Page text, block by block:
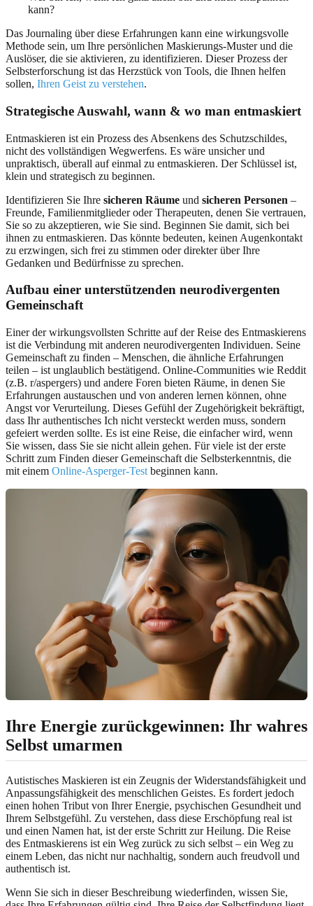
kann?
Das Journaling über diese Erfahrungen kann eine wirkungsvolle
Methode sein, um Ihre persönlichen Maskierungs-Muster und die
Auslöser, die sie aktivieren, zu identifizieren. Dieser Prozess der
Selbsterforschung ist das Herzstück von Tools, die Ihnen helfen
sollen, Ihren Geist zu verstehen.
Strategische Auswahl, wann & wo man entmaskiert
Entmaskieren ist ein Prozess des Absenkens des Schutzschildes,
nicht des vollständigen Wegwerfens. Es wäre unsicher und
unpraktisch, überall auf einmal zu entmaskieren. Der Schlüssel ist,
klein und strategisch zu beginnen.
Identifizieren Sie Ihre sicheren Räume und sicheren Personen –
Freunde, Familienmitglieder oder Therapeuten, denen Sie vertrauen,
Sie so zu akzeptieren, wie Sie sind. Beginnen Sie damit, sich bei
ihnen zu entmaskieren. Das könnte bedeuten, keinen Augenkontakt
zu erzwingen, sich frei zu stimmen oder direkter über Ihre
Gedanken und Bedürfnisse zu sprechen.
Aufbau einer unterstützenden neurodivergenten
Gemeinschaft
Einer der wirkungsvollsten Schritte auf der Reise des Entmaskierens
ist die Verbindung mit anderen neurodivergenten Individuen. Seine
Gemeinschaft zu finden – Menschen, die ähnliche Erfahrungen
teilen – ist unglaublich bestätigend. Online-Communities wie Reddit
(z.B. r/aspergers) und andere Foren bieten Räume, in denen Sie
Erfahrungen austauschen und von anderen lernen können, ohne
Angst vor Verurteilung. Dieses Gefühl der Zugehörigkeit bekräftigt,
dass Ihr authentisches Ich nicht versteckt werden muss, sondern
gefeiert werden sollte. Es ist eine Reise, die einfacher wird, wenn
Sie wissen, dass Sie sie nicht allein gehen. Für viele ist der erste
Schritt zum Finden dieser Gemeinschaft die Selbsterkenntnis, die
mit einem Online-Asperger-Test beginnen kann.
Ihre Energie zurückgewinnen: Ihr wahres
Selbst umarmen
Autistisches Maskieren ist ein Zeugnis der Widerstandsfähigkeit und
Anpassungsfähigkeit des menschlichen Geistes. Es fordert jedoch
einen hohen Tribut von Ihrer Energie, psychischen Gesundheit und
Ihrem Selbstgefühl. Zu verstehen, dass diese Erschöpfung real ist
und einen Namen hat, ist der erste Schritt zur Heilung. Die Reise
des Entmaskierens ist ein Weg zurück zu sich selbst – ein Weg zu
einem Leben, das nicht nur nachhaltig, sondern auch freudvoll und
authentisch ist.
Wenn Sie sich in dieser Beschreibung wiederfinden, wissen Sie,